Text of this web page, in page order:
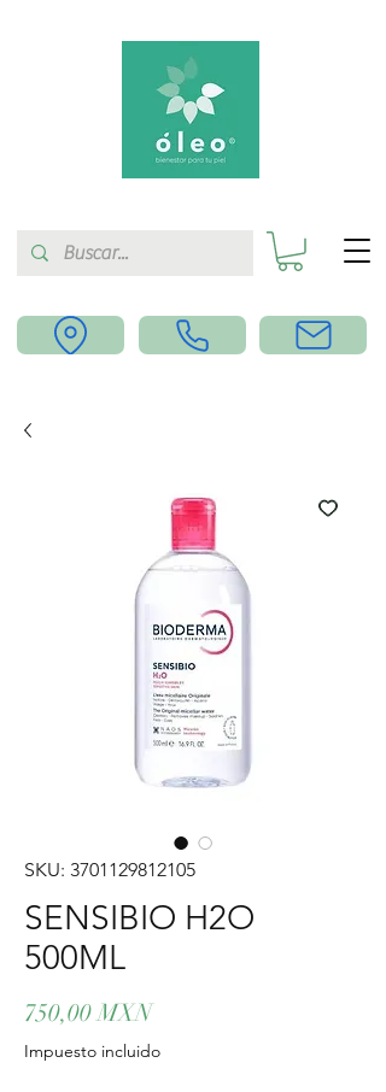
SKU: 3701129812105
SENSIBIO H2O
500ML
750,00 MXNPrecio
Impuesto incluido